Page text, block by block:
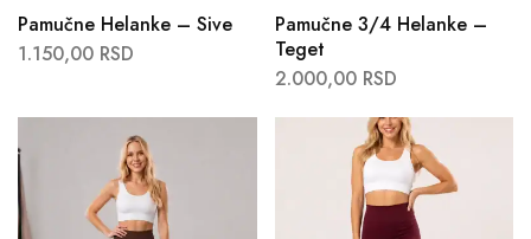
Pamučne Helanke – Sive
1.150,00 RSD
Pamučne 3/4 Helanke –
Teget
2.000,00 RSD